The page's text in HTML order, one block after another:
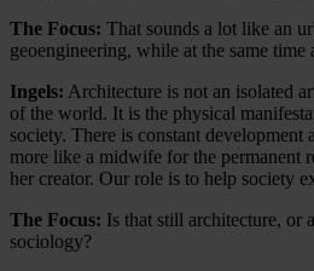
The Focus: That sounds a lot like an
geoengineering, while at the same time
Ingels: Architecture is not an isolated
of the world. It is the physical
society. There is constant development
more like a midwife for the permanent
her creator. Our role is to help society
The Focus: Is that still architecture, or
sociology?